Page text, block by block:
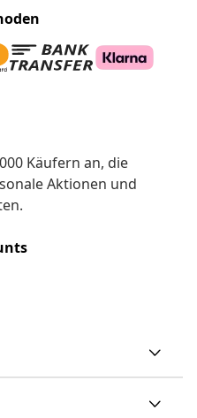
Käufern an, die
Aktionen und